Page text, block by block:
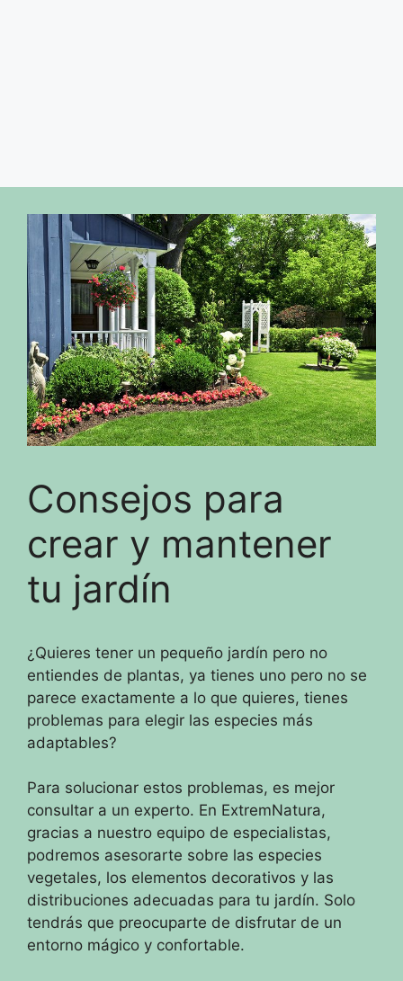
Consejos para
crear y mantener
tu jardín
¿Quieres tener un pequeño jardín pero no
entiendes de plantas, ya tienes uno pero no se
parece exactamente a lo que quieres, tienes
problemas para elegir las especies más
adaptables?
Para solucionar estos problemas, es mejor
consultar a un experto. En ExtremNatura,
gracias a nuestro equipo de especialistas,
podremos asesorarte sobre las especies
vegetales, los elementos decorativos y las
distribuciones adecuadas para tu jardín. Solo
tendrás que preocuparte de disfrutar de un
entorno mágico y confortable.